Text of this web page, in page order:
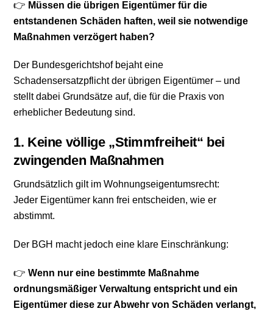
👉 Müssen die übrigen Eigentümer für die
entstandenen Schäden haften, weil sie notwendige
Maßnahmen verzögert haben?
Der Bundesgerichtshof bejaht eine
Schadensersatzpflicht der übrigen Eigentümer – und
stellt dabei Grundsätze auf, die für die Praxis von
erheblicher Bedeutung sind.
1. Keine völlige „Stimmfreiheit“ bei
zwingenden Maßnahmen
Grundsätzlich gilt im Wohnungseigentumsrecht:
Jeder Eigentümer kann frei entscheiden, wie er
abstimmt.
Der BGH macht jedoch eine klare Einschränkung:
👉Wenn nur eine bestimmte Maßnahme
ordnungsmäßiger Verwaltung entspricht und ein
Eigentümer diese zur Abwehr von Schäden verlangt,